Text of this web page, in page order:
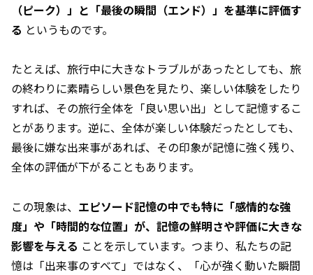
（ピーク）」と「最後の瞬間（エンド）」を基準に評価す
る というものです。
たとえば、旅行中に大きなトラブルがあったとしても、旅
の終わりに素晴らしい景色を見たり、楽しい体験をしたり
すれば、その旅行全体を「良い思い出」として記憶するこ
とがあります。逆に、全体が楽しい体験だったとしても、
最後に嫌な出来事があれば、その印象が記憶に強く残り、
全体の評価が下がることもあります。
この現象は、 エピソード記憶の中でも特に「感情的な強
度」や「時間的な位置」が、記憶の鮮明さや評価に大きな
影響を与える ことを示しています。つまり、私たちの記
憶は「出来事のすべて」ではなく、「心が強く動いた瞬間